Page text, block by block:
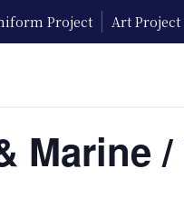
Project Art Project
Marine